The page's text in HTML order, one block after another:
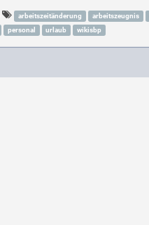
arbeitszeitänderung arbeitszeugnis
personal urlaub wikisbp